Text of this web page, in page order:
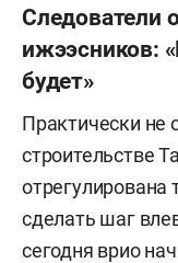
Следователи
ижээсников:
будет»
Практически не
строительстве
отрегулирована
сделать шаг
сегодня врио